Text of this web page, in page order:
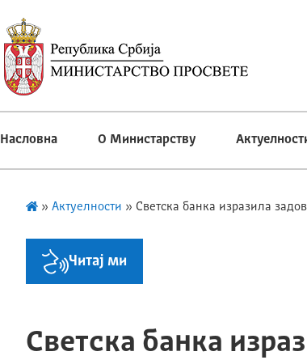
Насловна О Министарству
» Актуелности » Светска банка изразила
Читај ми
Светска банка